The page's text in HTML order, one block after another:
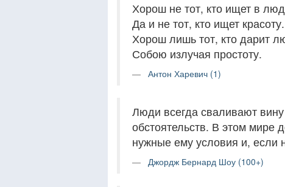
Хорош не тот, кто ищет в
Да и не тот, кто ищет красоту.
Хорош лишь тот, кто дарит
Собою излучая простоту.
Антон Харевич (1)
Люди всегда сваливают
обстоятельств. В этом мире
нужные ему условия и, если
Джордж Бернард Шоу (100+)